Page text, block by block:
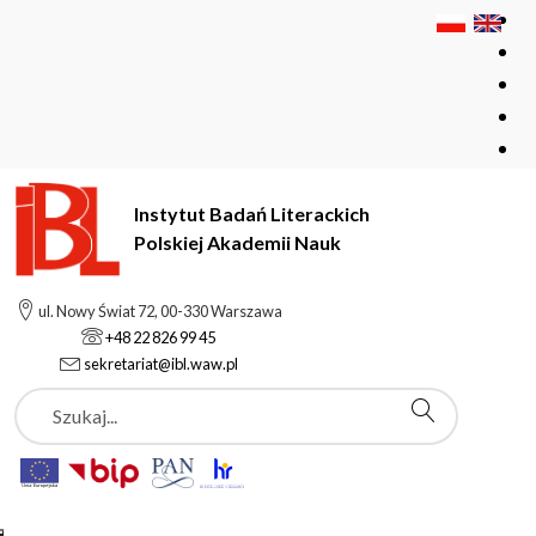
Instytut Badań Literackich
Polskiej Akademii Nauk
ul. Nowy Świat 72, 00-330 Warszawa
+48 22 826 99 45
sekretariat@ibl.waw.pl
Szukaj
Instytut Badań Literackich Polskiej Akademii Nauk
Pracownicy
Weronika Szulik
Weronika Szulik